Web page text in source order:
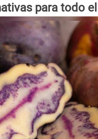
para todo